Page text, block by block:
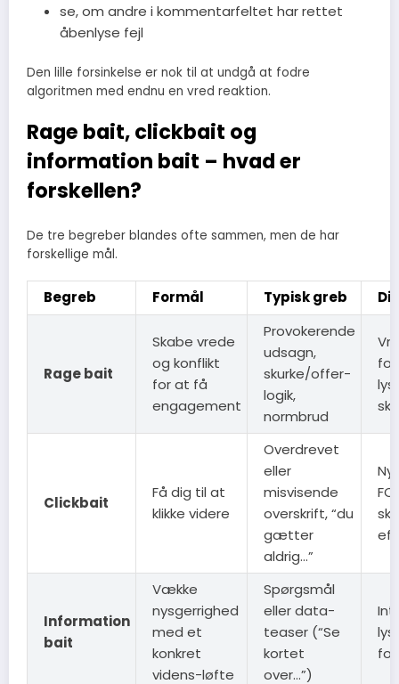
se, om andre i kommentarfeltet har rettet
åbenlyse fejl
Den lille forsinkelse er nok til at undgå at fodre
algoritmen med endnu en vred reaktion.
Rage bait, clickbait og
information bait – hvad er
forskellen?
De tre begreber blandes ofte sammen, men de har
forskellige mål.
Begreb Formål Typisk greb
Rage bait
Skabe vrede
og konflikt
for at få
engagement
Provokerende
udsagn,
skurke/offer-
logik,
normbrud
Clickbait
Få dig til at
klikke videre
Overdrevet
eller
misvisende
overskrift, “du
gætter
aldrig…”
Information
bait
Vække
nysgerrighed
med et
konkret
videns-løfte
Spørgsmål
eller data-
teaser (“Se
kortet
over…”)